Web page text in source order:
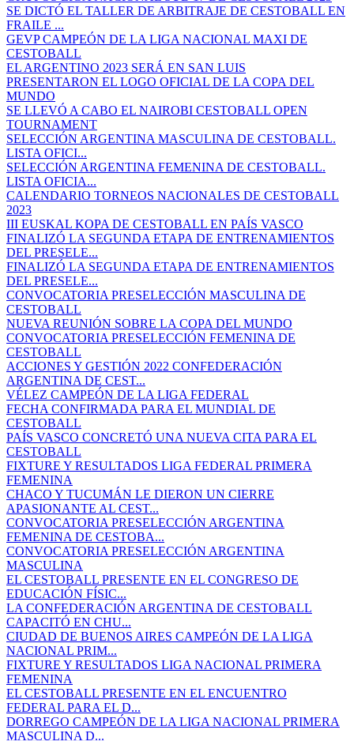
SE DICTÓ EL TALLER DE ARBITRAJE DE CESTOBALL EN
FRAILE ...
GEVP CAMPEÓN DE LA LIGA NACIONAL MAXI DE
CESTOBALL
EL ARGENTINO 2023 SERÁ EN SAN LUIS
PRESENTARON EL LOGO OFICIAL DE LA COPA DEL
MUNDO
SE LLEVÓ A CABO EL NAIROBI CESTOBALL OPEN
TOURNAMENT
SELECCIÓN ARGENTINA MASCULINA DE CESTOBALL.
LISTA OFICI...
SELECCIÓN ARGENTINA FEMENINA DE CESTOBALL.
LISTA OFICIA...
CALENDARIO TORNEOS NACIONALES DE CESTOBALL
2023
III EUSKAL KOPA DE CESTOBALL EN PAÍS VASCO
FINALIZÓ LA SEGUNDA ETAPA DE ENTRENAMIENTOS
DEL PRESELE...
FINALIZÓ LA SEGUNDA ETAPA DE ENTRENAMIENTOS
DEL PRESELE...
CONVOCATORIA PRESELECCIÓN MASCULINA DE
CESTOBALL
NUEVA REUNIÓN SOBRE LA COPA DEL MUNDO
CONVOCATORIA PRESELECCIÓN FEMENINA DE
CESTOBALL
ACCIONES Y GESTIÓN 2022 CONFEDERACIÓN
ARGENTINA DE CEST...
VÉLEZ CAMPEÓN DE LA LIGA FEDERAL
FECHA CONFIRMADA PARA EL MUNDIAL DE
CESTOBALL
PAÍS VASCO CONCRETÓ UNA NUEVA CITA PARA EL
CESTOBALL
FIXTURE Y RESULTADOS LIGA FEDERAL PRIMERA
FEMENINA
CHACO Y TUCUMÁN LE DIERON UN CIERRE
APASIONANTE AL CEST...
CONVOCATORIA PRESELECCIÓN ARGENTINA
FEMENINA DE CESTOBA...
CONVOCATORIA PRESELECCIÓN ARGENTINA
MASCULINA
EL CESTOBALL PRESENTE EN EL CONGRESO DE
EDUCACIÓN FÍSIC...
LA CONFEDERACIÓN ARGENTINA DE CESTOBALL
CAPACITÓ EN CHU...
CIUDAD DE BUENOS AIRES CAMPEÓN DE LA LIGA
NACIONAL PRIM...
FIXTURE Y RESULTADOS LIGA NACIONAL PRIMERA
FEMENINA
EL CESTOBALL PRESENTE EN EL ENCUENTRO
FEDERAL PARA EL D...
DORREGO CAMPEÓN DE LA LIGA NACIONAL PRIMERA
MASCULINA D...